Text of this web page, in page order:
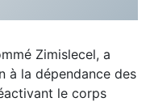
Zimislecel, a
à la dépendance des
le corps